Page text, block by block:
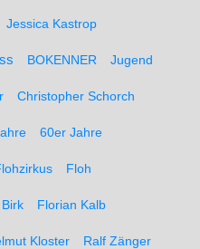
Jessica Kastrop
BOKENNER Jugend
Christopher Schorch
60er Jahre
Floh
Florian Kalb
Kloster Ralf Zänger